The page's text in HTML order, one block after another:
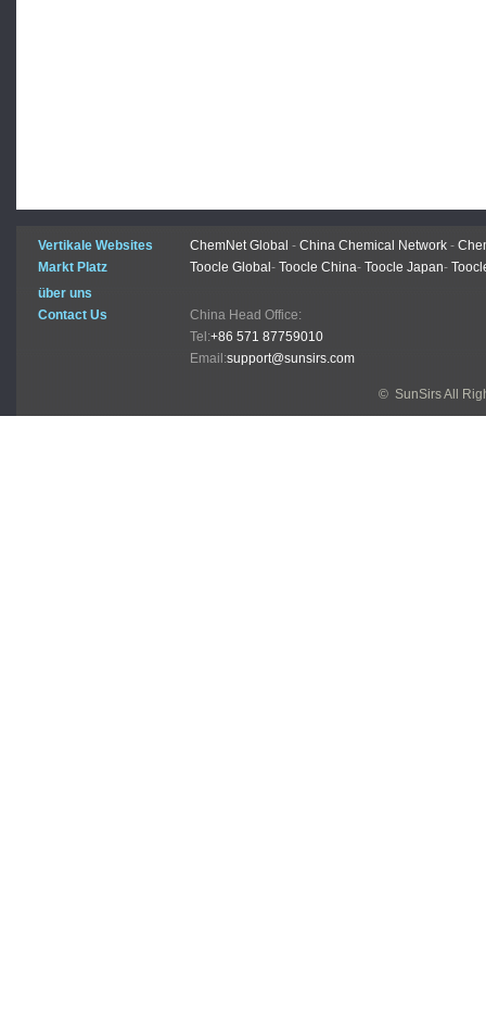
Vertikale Websites ChemNet Global - China Chemical Network -
Markt Platz
Toocle Global - Toocle China- Toocle Japan-
über uns
Contact Us
China Head Office:
Tel:+86 571 87759010
Email:support@sunsirs.com
© SunSirs All